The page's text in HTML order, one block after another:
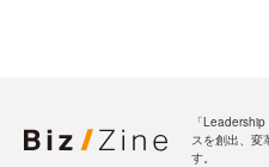
「
スを創出、変
す。